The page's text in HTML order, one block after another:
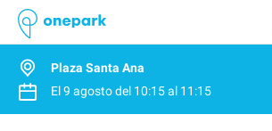
Plaza Santa Ana
El9 agostodel 10:15al 11:15